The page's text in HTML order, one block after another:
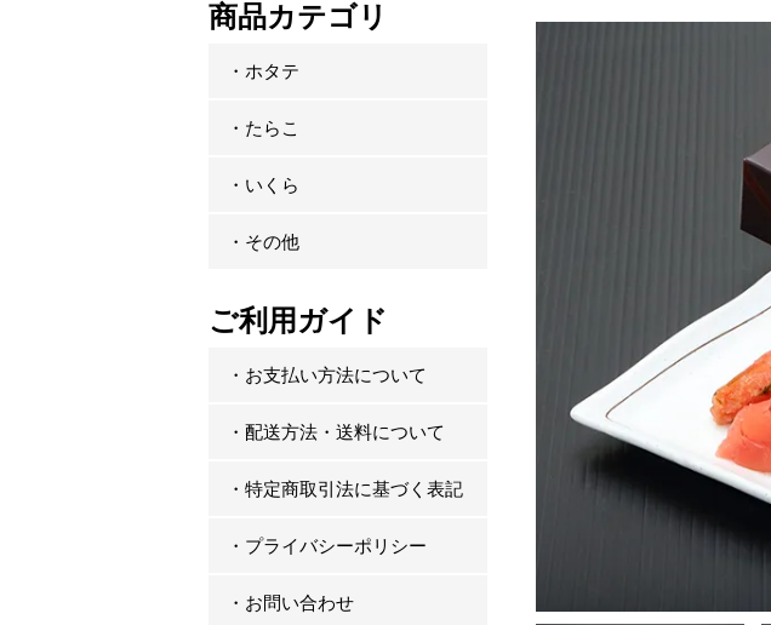
商品カテゴリ
・ホタテ
・たらこ
・いくら
・その他
ご利用ガイド
・お支払い方法について
・配送方法・送料について
・特定商取引法に基づく表記
・プライバシーポリシー
・お問い合わせ